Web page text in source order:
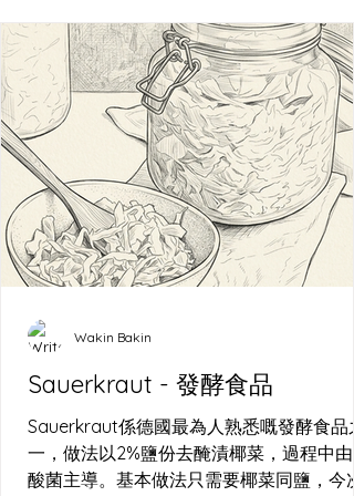
Sauerkraut - 發酵食品
Sauerkraut係德國最為人熟悉嘅發酵食品之
一，做法以2%鹽份去醃漬椰菜，過程中由
酸菌主導。基本做法只需要椰菜同鹽，今次
Wakin Bakin